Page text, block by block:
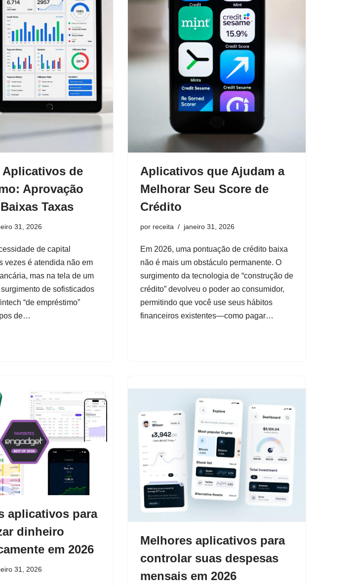
Aplicativos de
Aprovação
Taxas
31, 2026
de capital
vezes é atendida não em
mas na tela de um
de sofisticados
“de empréstimo”
de…
Aplicativos que Ajudam a
Melhorar Seu Score de
Crédito
por receita janeiro 31, 2026
Em 2026, uma pontuação de crédito baixa
não é mais um obstáculo permanente. O
surgimento da tecnologia de “construção de
crédito” devolveu o poder ao consumidor,
permitindo que você use seus hábitos
financeiros existentes—como pagar…
aplicativos para
dinheiro
em 2026
31, 2026
Melhores aplicativos para
controlar suas despesas
mensais em 2026